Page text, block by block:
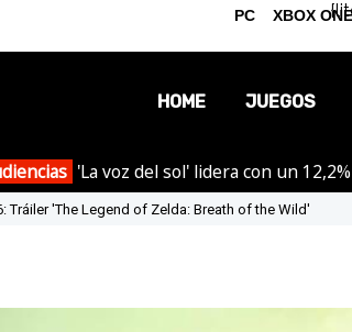
HOME JUEGOS
'La voz del sol' lidera con un
Tráiler 'The Legend of Zelda: Breath of the Wild'
PC XBOX ONE